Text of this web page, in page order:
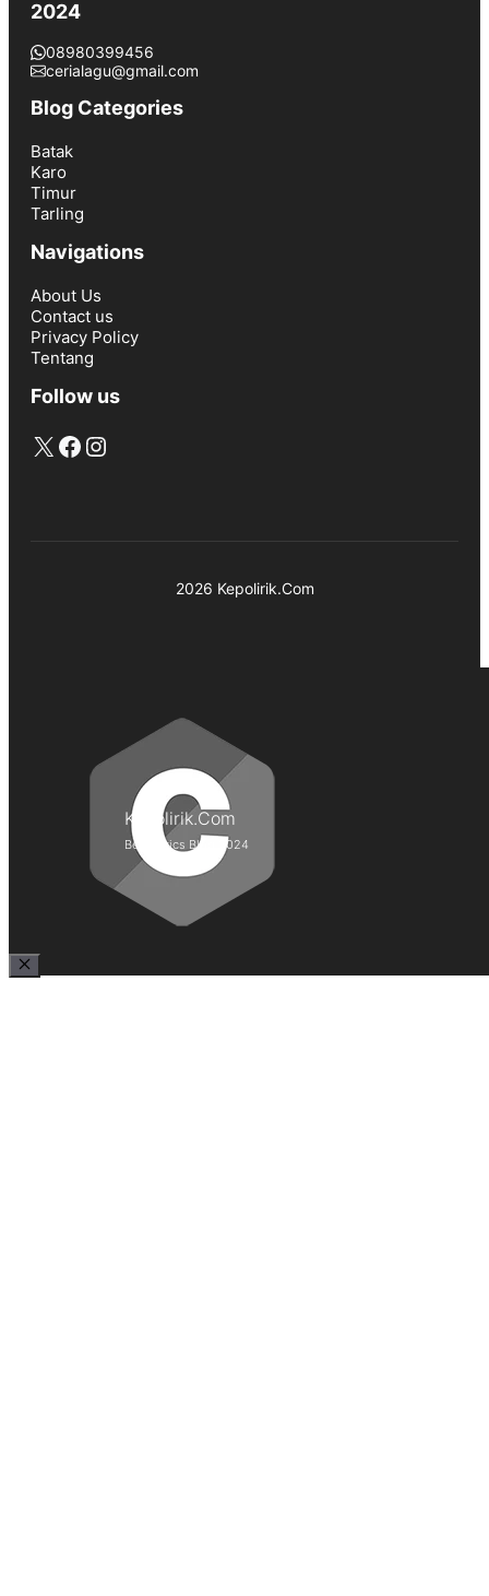
2024
08980399456
cerialagu@gmail.com
Blog Categories
Batak
Karo
Timur
Tarling
Navigations
About Us
Contact us
Privacy Policy
Tentang
Follow us
X Facebook
Instagram
2026 Kepolirik.Com
Kepolirik.Com
Best Lyrics Blog 2024
Close